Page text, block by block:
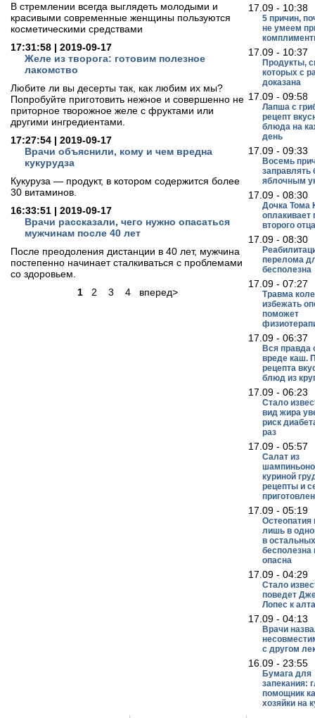
В стремлении всегда выглядеть молодыми и
красивыми современные женщины пользуются
косметическими средствами
17:31:58 | 2019-09-17
Желе из творога: готовим полезное
лакомство
Любите ли вы десерты так, как любим их мы?
Попробуйте приготовить нежное и совершенно не
приторное творожное желе с фруктами или
другими ингредиентами.
17:27:54 | 2019-09-17
Врачи объяснили, кому и чем вредна
кукурудза
Кукуруза — продукт, в котором содержится более
30 витаминов.
16:33:51 | 2019-09-17
Врачи рассказали, чего нужно опасаться
мужчинам после 40 лет
После преодоления дистанции в 40 лет, мужчина
постепенно начинает сталкиваться с проблемами
со здоровьем.
1 2 3 4 вперед>
17.09 - 10:38
5 причин,
не умеем
17.09 - 10:37
Продукты,
которых с
доказана
17.09 - 09:58
Лапша с
рецепт
блюда на
день
17.09 - 09:33
Восемь
яблочным
17.09 - 08:30
Дочка Тома
оплакивает
второго отца
17.09 - 08:30
перелома
бесполезна
17.09 - 07:27
Травма
избежать
поможет
17.09 - 06:37
Вся правда
вреде каш.
рецепта
блюд из
17.09 - 06:23
Стало
вид жира
риск
раз
17.09 - 05:57
Салат из
куриной
рецепты и
17.09 - 05:19
Остеопатия
лишь в
в
бесполезна
опасна
17.09 - 04:29
Стало
поведет
Лопес к
17.09 - 04:13
Врачи
с другом
16.09 - 23:55
Бумага для
запекания:
помощник
хозяйки на